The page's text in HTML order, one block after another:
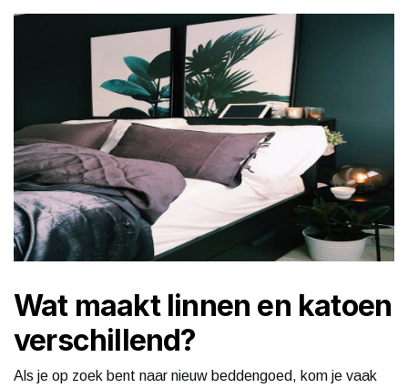
Wat maakt linnen en katoen
verschillend?
Als je op zoek bent naar nieuw beddengoed, kom je vaak